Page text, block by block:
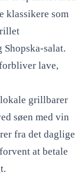
klassikere som
salat.
lave,
grillbarer
søen med vin
fra det daglige
at betale